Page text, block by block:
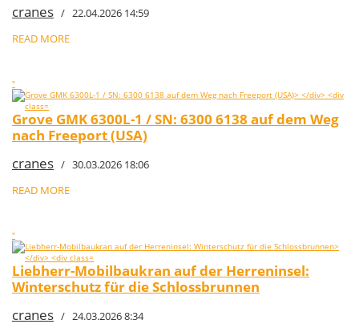
cranes / 22.04.2026 14:59
READ MORE
"
Grove GMK 6300L-1 / SN: 6300 6138 auf dem Weg
nach Freeport (USA)
cranes / 30.03.2026 18:06
READ MORE
"
Liebherr-Mobilbaukran auf der Herreninsel:
Winterschutz für die Schlossbrunnen
cranes / 24.03.2026 8:34